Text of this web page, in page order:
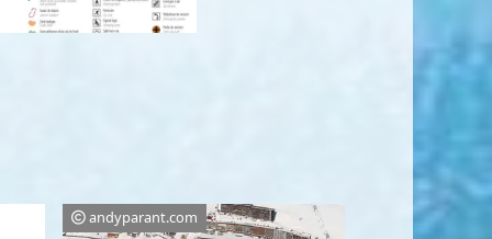
andyparant.com